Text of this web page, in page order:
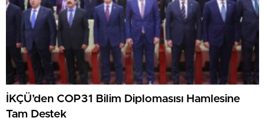
İKÇÜ’den COP31 Bilim Diplomasısı Hamlesine
Tam Destek